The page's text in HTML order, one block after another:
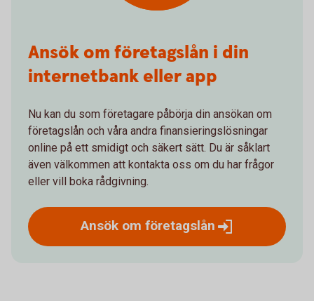
Ansök om företagslån i din
internetbank eller app
Nu kan du som företagare påbörja din ansökan om
företagslån och våra andra finansieringslösningar
online på ett smidigt och säkert sätt. Du är såklart
även välkommen att kontakta oss om du har frågor
eller vill boka rådgivning.
Ansök om företagslån